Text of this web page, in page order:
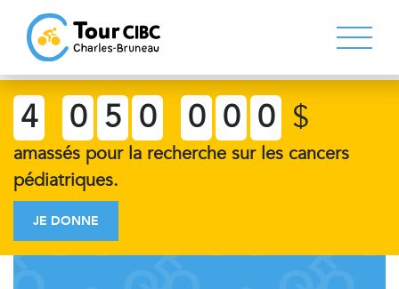
4 0 5 0 0 0 0 $
amassés pour la recherche sur les cancers
pédiatriques.
JE DONNE